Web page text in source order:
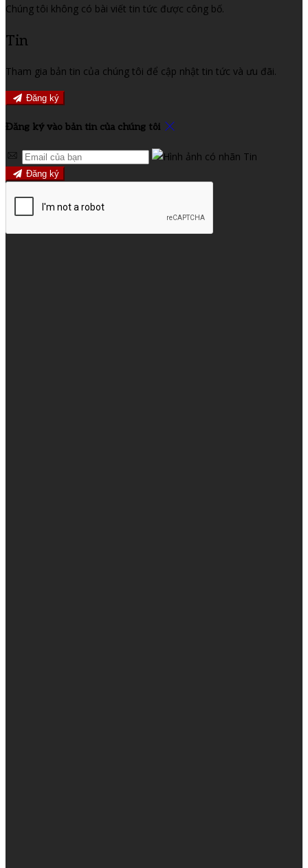
Chúng tôi không có bài viết tin tức được công bố.
Tin
Tham gia bản tin của chúng tôi để cập nhật tin tức và ưu đãi.
Đăng ký
Đăng ký vào bản tin của chúng tôi
Đăng ký